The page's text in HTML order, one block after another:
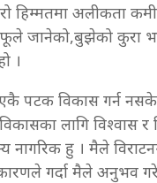
हिम्मतमा अलीकता
जानेको,बुझेको कुरा
।
पटक विकास गर्न
लागि विश्वास र
नागरिक हु । मैले
गर्दा मैले अनुभव